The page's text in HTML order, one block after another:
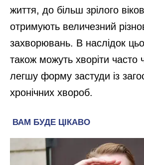
життя, до більш зрілого
отримують величезний
захворювань. В наслідок
також можуть хворіти часто
легшу форму застуди із
хронічних хвороб.